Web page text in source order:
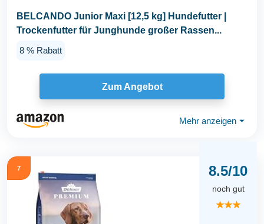
BELCANDO Junior Maxi [12,5 kg] Hundefutter |
Trockenfutter für Junghunde großer Rassen...
8 % Rabatt
Zum Angebot
Mehr anzeigen ⏷
7 8.5/10
noch gut
★★★